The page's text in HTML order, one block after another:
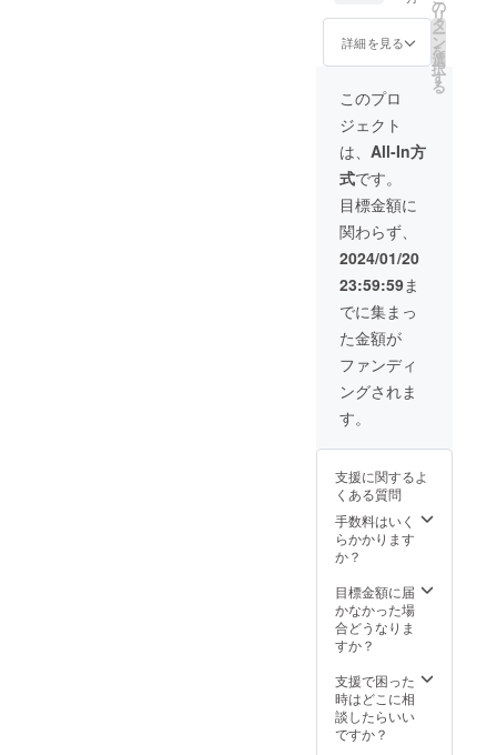
さいま
せ。 ※
字体は
す。
た方は
配送へ
の切り
ねます
注意下
さいま
せ。 ※
生誕祭
以降の
LIVE で
したら
いつで
け取り
頂けま
す。 ※
画像の
モチー
フはイ
メージ
セージ
カード
にご記
載希望
のあだ
名等を
い致し
ます。
セージ
カード
セット
ます。
遠方の
方でも
お手に
取って
頂けま
すよ
う、配
送ver.も
ご用意
致しま
した。※
送料込
み 生誕
祭以降
の発送
となり
ますの
りが可
はLIVE
会場受
け取り
ver.をご
せ。 ※
画像の
モチー
です。
※メッ
セージ
カード
詳細を見る
の
リ
タ
ー
ン
を
選
択
す
る
このプロ
ジェクト
は、 All-In方
式です。
目標金額に
関わらず、
2024/01/20
23:59:59ま
でに集まっ
た金額が
ファンディ
ングされま
す。
支援に関するよ
くある質問
手数料はいく
らかかります
か？
目標金額に届
かなかった場
合どうなりま
すか？
支援で困った
時はどこに相
談したらいい
ですか？